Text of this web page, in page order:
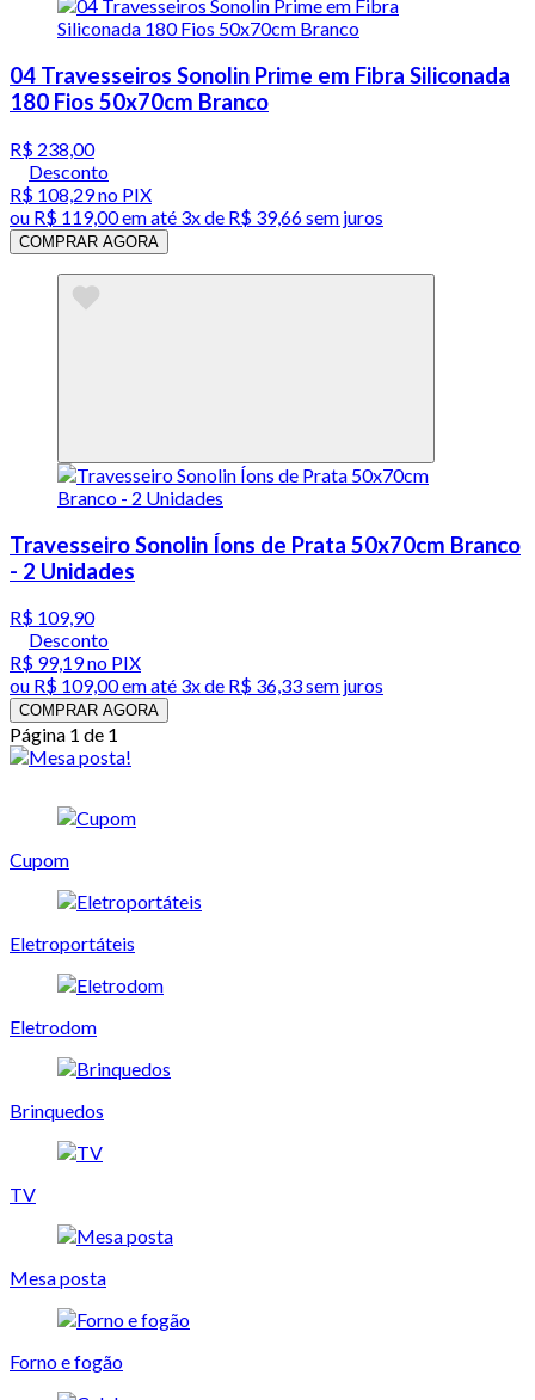
04 Travesseiros Sonolin Prime em Fibra Siliconada
180 Fios 50x70cm Branco
R$ 238,00
Desconto
R$ 108,29no PIX
ou R$ 119,00em até 3x de R$ 39,66 sem juros
COMPRAR AGORA
Travesseiro Sonolin Íons de Prata 50x70cm Branco
- 2 Unidades
R$ 109,90
Desconto
R$ 99,19no PIX
ou R$ 109,00em até 3x de R$ 36,33 sem juros
COMPRAR AGORA
Página 1 de 1
Cupom
Eletroportáteis
Eletrodom
Brinquedos
TV
Mesa posta
Forno e fogão